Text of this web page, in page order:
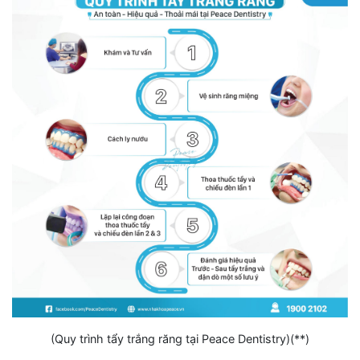
(Quy trình tẩy trắng răng tại Peace Dentistry)(**)